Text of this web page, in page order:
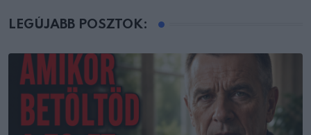
LEGÚJABB POSZTOK: